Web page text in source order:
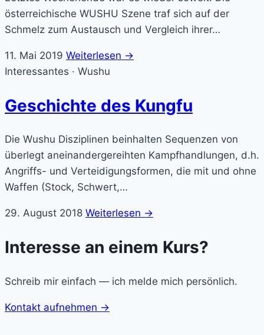
österreichische WUSHU Szene traf sich auf der
Schmelz zum ​​Aus​tausch und Vergleich ihrer…
11. Mai 2019 Weiterlesen →
Interessantes · Wushu
Geschichte des Kungfu
​Die Wushu Disziplinen beinhalten Sequenzen von
überlegt aneinandergereihten Kampfhandlungen, d.h.
Angriffs- und Verteidigungsformen, die mit und ohne
Waffen (Stock, Schwert,…
29. August 2018 Weiterlesen →
Interesse an einem Kurs?
Schreib mir einfach — ich melde mich persönlich.
Kontakt aufnehmen →